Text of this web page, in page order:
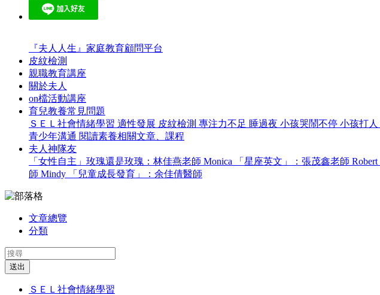
『夫人人生』家庭教育顧問平台
皮紋檢測
親職教育講座
關於夫人
on檔活動講座
育兒教養常見問題
ＳＥＬ社會情緒學習 適性發展 皮紋檢測 專注力不足 睡過夜 小孩哭鬧不停 小孩打人
青少年溝通 閱讀素養相關文章、課程
夫人神隊友
「女性自主」玫瑰還是玫瑰：林佳燕老師 Monica
「星座英文」：張茂鑫老師 Robert
師 Mindy
「兒童成長發育」：余佳倩醫師
文章總覽
分類
送出
ＳＥＬ社會情緒學習